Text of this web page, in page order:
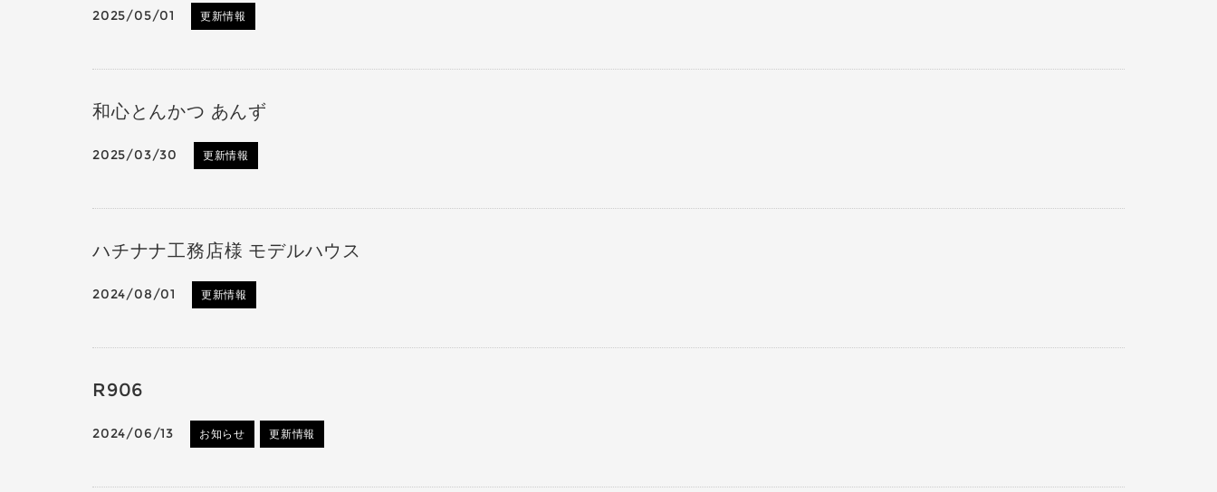
2025/05/01 更新情報
和心とんかつ あんず
2025/03/30 更新情報
ハチナナ工務店様 モデルハウス
2024/08/01 更新情報
R906
2024/06/13 お知らせ 更新情報